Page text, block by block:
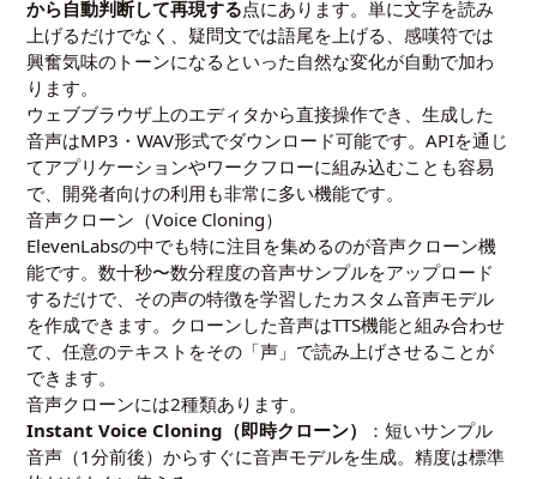
から自動判断して再現する点にあります。単に文字を読み
上げるだけでなく、疑問文では語尾を上げる、感嘆符では
興奮気味のトーンになるといった自然な変化が自動で加わ
ります。
ウェブブラウザ上のエディタから直接操作でき、生成した
音声はMP3・WAV形式でダウンロード可能です。APIを通じ
てアプリケーションやワークフローに組み込むことも容易
で、開発者向けの利用も非常に多い機能です。
音声クローン（Voice Cloning）
ElevenLabsの中でも特に注目を集めるのが音声クローン機
能です。数十秒〜数分程度の音声サンプルをアップロード
するだけで、その声の特徴を学習したカスタム音声モデル
を作成できます。クローンした音声はTTS機能と組み合わせ
て、任意のテキストをその「声」で読み上げさせることが
できます。
音声クローンには2種類あります。
Instant Voice Cloning（即時クローン）
：短いサンプル
音声（1分前後）からすぐに音声モデルを生成。精度は標準